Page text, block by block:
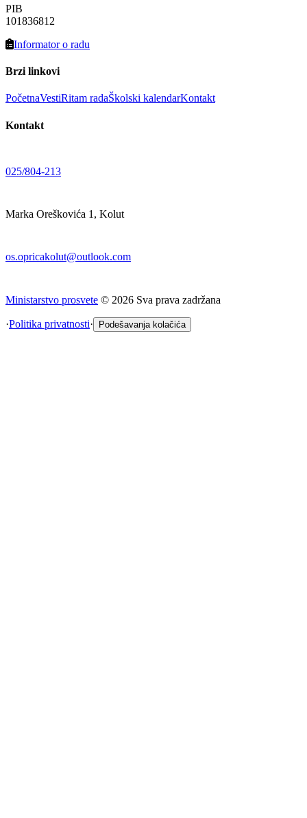
PIB
101836812
Informator o radu
Brzi linkovi
PočetnaVestiRitam radaŠkolski kalendarKontakt
Kontakt
025/804-213
Marka Oreškovića 1, Kolut
os.opricakolut@outlook.com
Ministarstvo prosvete © 2026 Sva prava zadržana
·Politika privatnosti· Podešavanja kolačića